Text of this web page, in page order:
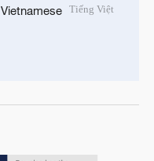
Vietnamese Tiếng Việt